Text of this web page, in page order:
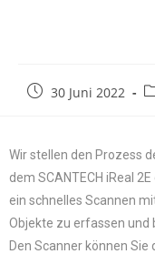
30 Juni 2022
Wir stellen den Prozess
dem SCANTECH iReal
ein schnelles Scannen
Objekte zu erfassen und
Den Scanner können